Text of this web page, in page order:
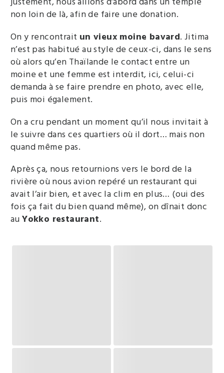
non loin de là, afin de faire une donation.
On y rencontrait un vieux moine bavard. Jitima
n’est pas habitué au style de ceux-ci, dans le sens
où alors qu’en Thaïlande le contact entre un
moine et une femme est interdit, ici, celui-ci
demanda à se faire prendre en photo, avec elle,
puis moi également.
On a cru pendant un moment qu’il nous invitait à
le suivre dans ces quartiers où il dort… mais non
quand même pas.
Après ça, nous retournions vers le bord de la
rivière où nous avion repéré un restaurant qui
avait l’air bien, et avec la clim en plus… (oui des
fois ça fait du bien quand même), on dînait donc
auYokko restaurant.